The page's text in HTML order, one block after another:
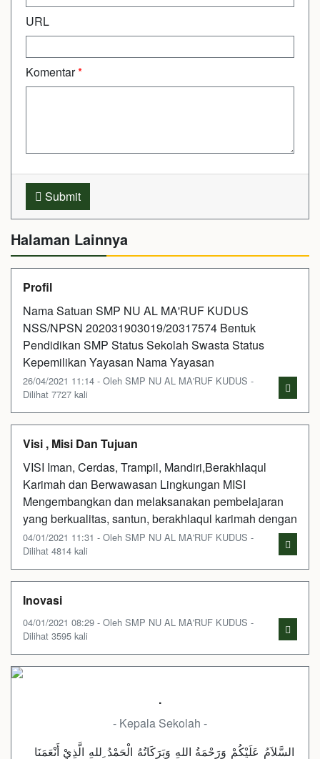
URL
Komentar*
Submit
Halaman Lainnya
Profil
Nama Satuan SMP NU AL MA'RUF KUDUS
NSS/NPSN 202031903019/20317574 Bentuk
Pendidikan SMP Status Sekolah Swasta Status
Kepemilikan Yayasan Nama Yayasan
26/04/2021 11:14 - Oleh SMP NU AL MA'RUF KUDUS -
Dilihat 7727 kali
Visi , Misi Dan Tujuan
VISI Iman, Cerdas, Trampil, Mandiri,Berakhlaqul
Karimah dan Berwawasan Lingkungan MISI
Mengembangkan dan melaksanakan pembelajaran
yang berkualitas, santun, berakhlaqul karimah dengan
04/01/2021 11:31 - Oleh SMP NU AL MA'RUF KUDUS -
Dilihat 4814 kali
Inovasi
04/01/2021 08:29 - Oleh SMP NU AL MA'RUF KUDUS -
Dilihat 3595 kali
.
- Kepala Sekolah -